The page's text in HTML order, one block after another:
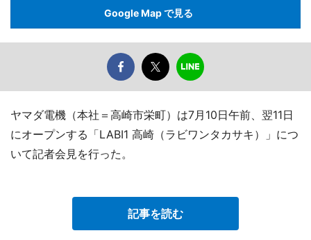
Google Map で見る
ヤマダ電機（本社＝高崎市栄町）は7月10日午前、翌11日
にオープンする「LABI1 高崎（ラビワンタカサキ）」につ
いて記者会見を行った。
記事を読む